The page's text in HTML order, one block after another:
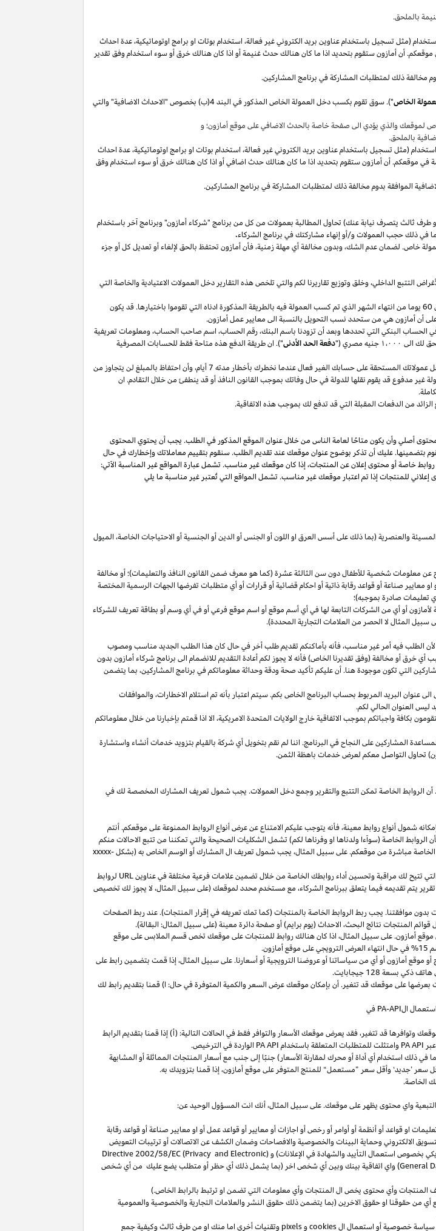
بالملحق.
(مثل تسجيل باستخدام عناوين بريد الكتروني غير فعالة، استخدام بوتات او برامج اوتوماتيكية،عدة احداث
أن أمازون ستقوم بتحديد اذا ما كان هنالك حدث غنيمة أو اذا كان هنالك خرق أو سوء استخدام وفق تقدير
مخالفة ذلك لمتطلبات المشاركة في برنامج المشاركين.
الخاص
"). سوق تقوم بكسب دخل العمولة الخاص المذكور في البند 4(ب) بخصوص "الاحداث الاضافية" والتي
لموقعك والذي يؤدي الى صفحة خاصة بالحدث الاضافي على موقع أمازون؛ و
بالملحق.
(مثل تسجيل باستخدام عناوين بريد الكتروني غيرفعالة، استخدام بوتات او برامج اوتوماتيكية،عدة احداث
في موقعكم. أن أمازون ستقوم بتحديد اذا ما كان هنالك حدث اضافي أو اذا كان هنالك خرق أو سوء استخدام وفق
الموافقة بدوم مخالفة ذلك لمتطلبات المشاركة في برنامج المشاركين.
طرف ثالث يتصرف نيابة عنك) تحاول المطالبة بعمولات من كل من برنامج "شركاء أمازون" وبرنامج آخر باستخدام
في ذلك حجب العمولات و/أو إنهاء مشاركتك في برنامج الشركاء.
خاص. لضمان عدم الشك،وبدون مخالفة أي مهلةزمنية،فأن أمازون تحتفظ بالحق لإلغاء أو تعديل كل أو جزء
التتبع الداخلي،وخلق وتوزيع تقاريرنا لكم والتي تلخص هذه التقارير دخل العمولات الاعتيادية والخاصة التي
سنقوم بدفع دخل العمولة المعتاد ودخل العمولة الخاص في العملة الأساسية لموقع أمازون خلال 60 يوما من انتهاء الشهر الذي تم كسب العمولة فيه بالطريقة المذكورة ادناه التي تقوموا باختيارها. قد يكون
أن أمازون هي من ستحدد نسب التحويل بالنسبة الى معايير عمل أمازون.
الحساب البنكي التي تحددها وبعد أن تزودنا باسم البنك،رقم الحساب، اسم صاحب الحساب،ومعلومات تعريفية
لك الى ١٬٠٠٠ جنيه مصري("دفعة الحد الأدنى")
. انطريقة الدفعهذه متاحةفقط للحسابات المصرفية
عمولاتك المستحقة على حسابك الغير فعالعندما نخطرك بأخطار مدته 7 أيام،وأن احتفاظ بالمبلغ لن يتجاوز من
غير مدفوع قد يقوم نقلها للدولة في حال وفاتك بموجب القانون النافذ أو قد ينطفئ من خلال التقادم. ان
من الدفعات المقبلة التي قد تدفع لك بموجب هذه الاتفاقية.
أصلي وأن يكون متاحًا لعامة الناس من خلال عنوان الموقع المذكور في الطلب. يجب أن يحتوي المحتوى
بتضمينها. عليك أن تذكر بوضوح عنوان موقعك عند تقديم الطلب. سنقوم بتقييم معاملاتك وإخطارك في حال
خاصة أو محتوى إعلان عن المنتجات، إذا كان موقعك غير مناسب. تشمل عبارة المواقع غير المناسبة الآتي:
للمنتجات إذا تم اعتبار موقعك غير مناسب. تشمل المواقع التي تُعتبر غير مناسبة ما يلي
المسيئة والعنصرية (بما ذلك على أسس العرق او اللون أو الجنس أو الدين أو الجنسية أو الاحتياجات الخاصة، الميول
معلومات شخصية للأطفال دون سن الثالثة عشرة (كما هو معرف ضمن القانون النافذ والتعليمات)؛ أو مخالفة
معايير صناعة أو قواعد رقابة ذاتية أو احكام قضائية أو قرارات أو أي متطلبات تفرضها الجهات الرسمية المختصة
تعليمات صادرة بموجبه)؛
لأمازون أو أي من الشركات التابعة لها في أي أسم موقع أو اسم موقع فرعي أو في أي وسم أو بطاقة تعريف للشركاء
المثال لا الحصر من العلامات التجارية المحددة).
الطلب فيه أمر غير مناسب،فأنه بأماكنكم تقديم طلب أخر في حال كان هذا الطلب الجديد مناسب ومصوب
الخاص)فأنه لا يجوز لكم أعادة التقديم للانضمام الى برنامج شركاء أمازون بدون
التي تكون موجودة هنا. أن عليكم تأكيد صحة ودقة وحداثة معلوماتكم في برنامج المشاركين، بما يتضمن
عنوان البريد المربوط بحساب البرنامج الخاص بكم. سيتم اعتبار بأنه تم استلام الاخطارات،والموافقات
ليس العنوان الحالي لكم.
بكافة واجباتكم بموجب الاتفاقيةخارج الولايات المتحدة الامريكية، الا اذا قمتم بإخبارنا من خلال معلوماتكم
المشاركين على النجاح في البرنامج. اننا لم نقم بتخويل أي شركة بالقيام بتزويد خدمات أنشاء واستشارة
تحاول التواصل معكم لعرض خدمات باهظة الثمن.
الروابط الخاصة تمكن التتبع والتقرير وجمع دخل العمولات. يجب شمول تعريف المشارك المخصصة لك في
شمول أنواع روابط معينة،فأنه يتوجب عليكم الامتناع عن عرض أنواع الروابط الممنوعة على موقعكم. أنتم
الروابط الخاصة (سوآءا ولدناها او وفرناها لكم) تشمل الشكليات الصحيحة والتي تمكننا من تتبع الاحالات منكم
الخاصة مباشرة من موقعكم. على سبيل المثال، يجب شمول تعريف ال المشارك أو الوسم الخاص به (بشكلxxxxx-
تتيح لك مراقبة وتحسين أداء روابطك الخاصة من خلال تضمين علامات فرعية مختلفة في عناوينURL لروابط
يتم تقديمه فيما يتعلق ببرنامج الشركاء، مع مستخدم محدد لموقعك (على سبيل المثال، لا يجوز لك تخصيص
موافقتنا. يجب ربط الروابط الخاصة بالمنتجات (كما تمك تعريفه في إقرار المنتجات). عند ربط الصفحات
المنتجات نتائج البحث، الاحداث (يوم برايم) أو صفحة دائرة معينة (على سبيل المثال: البقالة).
موقع أمازون. على سبيل المثال، اذا كان هنالك روابط للمنتجات على موقعك تخص قسم الملابس على موقع
أو موقعأمازونأوأي منسياساتناأوعروضنا الترويجيةأوأسعارنا.علىسبيل المثال،إذا قمت بتضمينرابطعلى
هاتفذكي بسعة جيجابايت.
على موقعك قد تتغير. أن بإمكان موقعك عرض السعر والكمية المتوفرة في حال: ا) قمنا بتقديم رابط لك
ال PA-API
في
وتوافرها قد تتغير، فقد يعرض موقعك الأسعار والتوافر فقط في الحالات التالية: (أ) إذا قمنا بتقديم الرابط
وامتثلت للمتطلبات المتعلقة باستخدام الواردة في الترخيص.
فيذلك استخدامأيأداةأو محرك لمقارنة الأسعار)جنبًا إلىجنب معأسعار المنتجات المماثلةأو المشابهة
سعر ’جديد‘ وأقلسعر ”مستعمل“ للمنتج المتوفر على موقعأمازون، إذا قمنا بتزويدك به.
الخاصة.
واي محتوى يظهر على موقعك. على سبيل المثال،أنك انت المسؤول الوحيد عن:
او قواعد أو أنظمة أو أوامر أو رخص أو اجازات أو معايير أو قواعد عمل أو او معايير صناعة أو قواعد رقابة
الالكتروني وحماية البينات والخصوصيةوالافصاحاتوضمان الكشف عن الاتصالات أو ترتيبات التعويض
بخصوص استعمال التأييد والشهادة في الإعلانات) و (Directive 2002/58/EC (Privacy and Electronic
General) واي اتفاقية بينك وبين أي شخص اخر (بما يشمل ذلك أي حظر أو متطلب يضع عليك من أي شخص
وأي محتوى يخص ال المنتجات وأي معلومات التي تضمن او ترتبط بالرابط الخاص.)
حقوقنا او حقوق الاخرين (بما يتضمن ذلك حقوق النشر والعلامات التجارية والخصوصية والعمومية
سياسة خصوصية أو استعمال الcookiesوpixels وتقنيات أخرى اما منك او من طرف ثالث وكيفية جمع